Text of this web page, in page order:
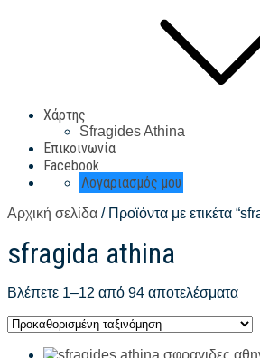
Χάρτης
Sfragides Athina
Επικοινωνία
Facebook
Λογαριασμός μου
Αρχική σελίδα / Προϊόντα με ετικέτα
sfragida athina
Βλέπετε 1–12 από 94 αποτελέσματα